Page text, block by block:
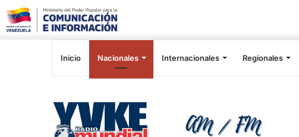
Inicio Nacionales Internacionales Regionales